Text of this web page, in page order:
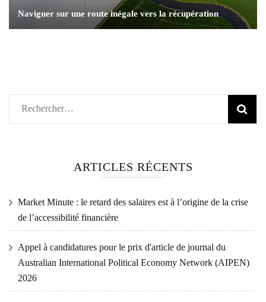
Naviguer sur une route inégale vers la récupération
Rechercher :
ARTICLES RÉCENTS
Market Minute : le retard des salaires est à l’origine de la crise
de l’accessibilité financière
Appel à candidatures pour le prix d'article de journal du
Australian International Political Economy Network (AIPEN)
2026